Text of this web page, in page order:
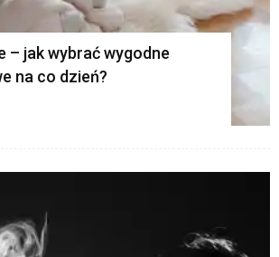
– jak wybrać wygodne
na co dzień?